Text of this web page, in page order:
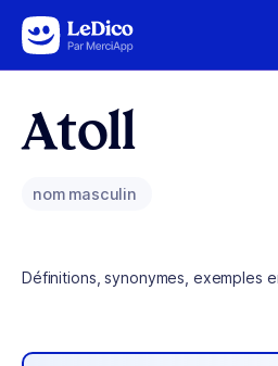
Aller au contenu
Atoll
nom masculin
Définitions, synonymes, exemples